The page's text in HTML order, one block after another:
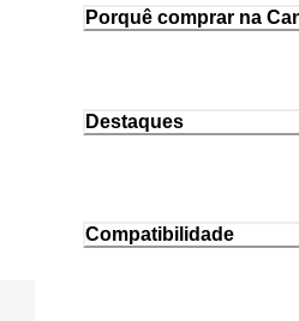
Porquê comprar na
Destaques
Compatibilidade